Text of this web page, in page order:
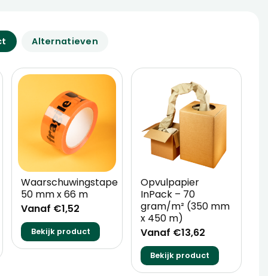
Alternatieven
Waarschuwingstape
50 mm x 66 m
Vanaf €1,52
Bekijk product
Opvulpapier
InPack – 70
gram/m² (350 mm
x 450 m)
Vanaf €13,62
Bekijk product